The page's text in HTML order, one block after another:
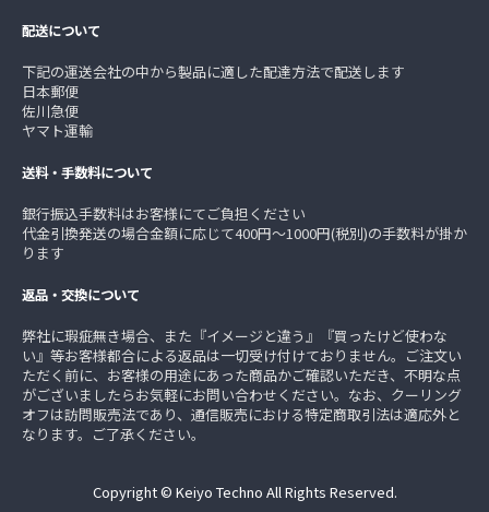
配送について
下記の運送会社の中から製品に適した配達方法で配送します
日本郵便
佐川急便
ヤマト運輸
送料・手数料について
銀行振込手数料はお客様にてご負担ください
代金引換発送の場合金額に応じて400円～1000円(税別)の手数料が掛か
ります
返品・交換について
弊社に瑕疵無き場合、また『イメージと違う』『買ったけど使わな
い』等お客様都合による返品は一切受け付けておりません。ご注文い
ただく前に、お客様の用途にあった商品かご確認いただき、不明な点
がございましたらお気軽にお問い合わせください。なお、クーリング
オフは訪問販売法であり、通信販売における特定商取引法は適応外と
なります。ご了承ください。
Copyright © Keiyo Techno All Rights Reserved.